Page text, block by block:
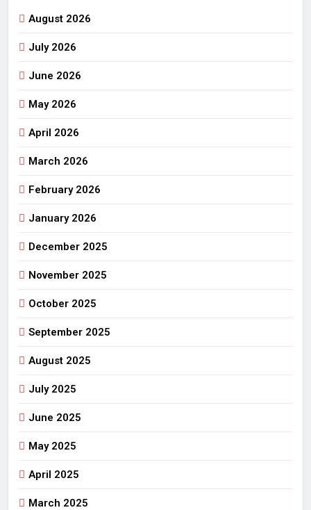
August 2026
July 2026
June 2026
May 2026
April 2026
March 2026
February 2026
January 2026
December 2025
November 2025
October 2025
September 2025
August 2025
July 2025
June 2025
May 2025
April 2025
March 2025